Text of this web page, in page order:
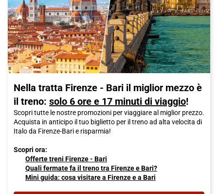
Nella tratta Firenze - Bari il miglior mezzo è
il treno: solo 6 ore e 17 minuti di viaggio!
Scopri tutte le nostre promozioni per viaggiare al miglior prezzo.
Acquista in anticipo il tuo biglietto per il treno ad alta velocita di
Italo da Firenze-Bari e risparmia!
Scopri ora:
Offerte treni Firenze - Bari
Quali fermate fa il treno tra Firenze e Bari?
Mini guida: cosa visitare a Firenze e a Bari